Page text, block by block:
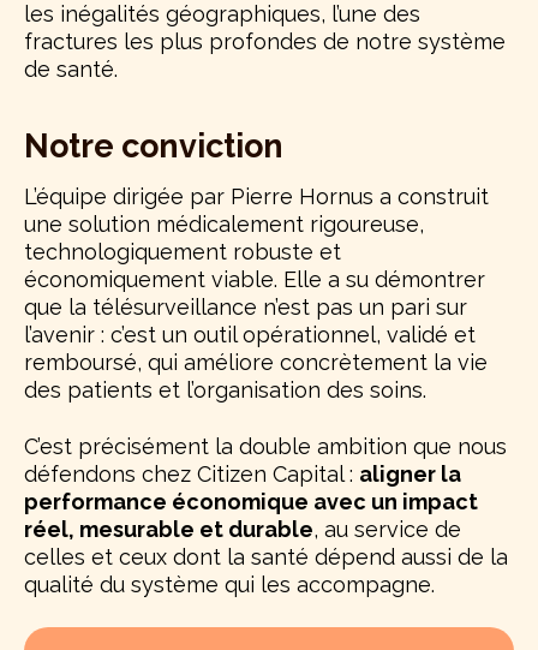
les inégalités géographiques, l’une des
fractures les plus profondes de notre système
de santé.
Notre conviction
L’équipe dirigée par Pierre Hornus a construit
une solution médicalement rigoureuse,
technologiquement robuste et
économiquement viable. Elle a su démontrer
que la télésurveillance n’est pas un pari sur
l’avenir : c’est un outil opérationnel, validé et
remboursé, qui améliore concrètement la vie
des patients et l’organisation des soins.
C’est précisément la double ambition que nous
défendons chez Citizen Capital : aligner la
performance économique avec un impact
réel, mesurable et durable, au service de
celles et ceux dont la santé dépend aussi de la
qualité du système qui les accompagne.